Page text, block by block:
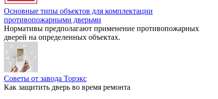
Основные типы объектов для комплектации
противопожарными дверьми
Нормативы предполагают применение противопожарных
дверей на определенных объектах.
Советы от завода Торэкс
Как защитить дверь во время ремонта